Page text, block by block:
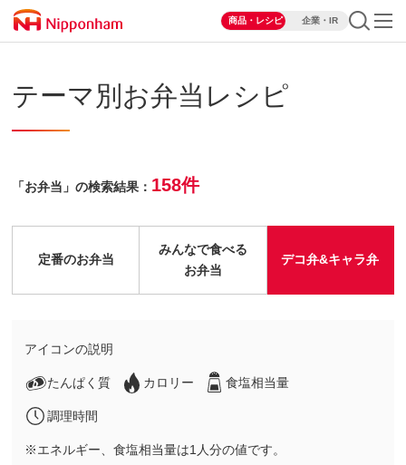
商品・レシピ 企業・IR
テーマ別お弁当レシピ
「お弁当」の検索結果： 158件
定番のお弁当
みんなで食べる
お弁当
デコ弁&キャラ弁
アイコンの説明
たんぱく質 カロリー 食塩相当量
調理時間
※エネルギー、食塩相当量は1人分の値です。